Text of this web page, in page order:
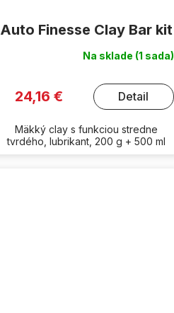
Auto Finesse Clay Bar kit
Na sklade (1 sada)
24,16 € Detail
Mäkký clay s funkciou stredne
tvrdého, lubrikant, 200 g + 500 ml